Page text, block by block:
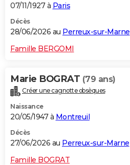
07/11/1927 à Paris
Décès
28/06/2026 au Perreux-sur-Marne
Famille BERGOMI
Marie BOGRAT (79 ans)
Créer une cagnotte obsèques
Naissance
20/05/1947 à Montreuil
Décès
27/06/2026 au Perreux-sur-Marne
Famille BOGRAT